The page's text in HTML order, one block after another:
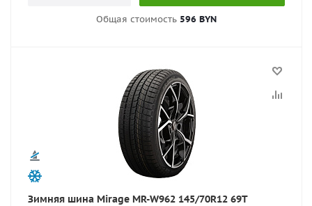
Общая стоимость 596 BYN
Зимняя шина Mirage MR-W962 145/70R12 69T